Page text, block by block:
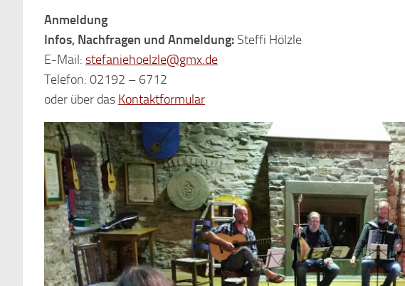
Anmeldung
Infos, Nachfragen und Anmeldung: Steffi Hölzle
E-Mail: stefaniehoelzle@gmx.de
Telefon: 02192 – 6712
oder über das Kontaktformular